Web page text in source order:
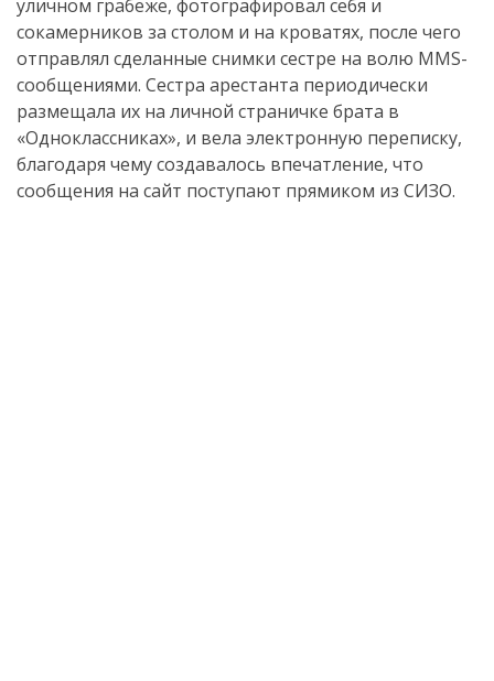
уличном грабеже, фотографировал себя и
сокамерников за столом и на кроватях, после чего
отправлял сделанные снимки сестре на волю MMS-
сообщениями. Сестра арестанта периодически
размещала их на личной страничке брата в
«Одноклассниках», и вела электронную переписку,
благодаря чему создавалось впечатление, что
сообщения на сайт поступают прямиком из СИЗО.